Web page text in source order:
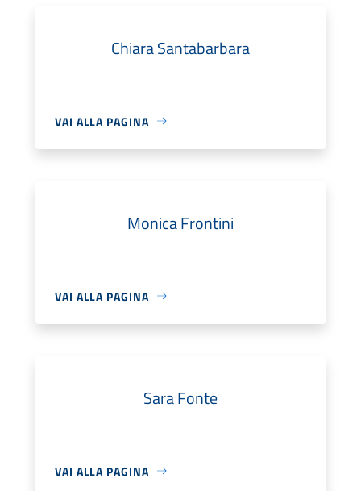
Chiara Santabarbara
VAI ALLA PAGINA
Monica Frontini
VAI ALLA PAGINA
Sara Fonte
VAI ALLA PAGINA